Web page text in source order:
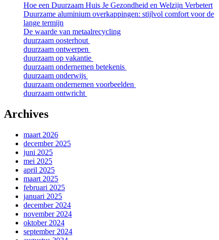
Hoe een Duurzaam Huis Je Gezondheid en Welzijn Verbetert
Duurzame aluminium overkappingen: stijlvol comfort voor de
lange termijn
De waarde van metaalrecycling
duurzaam oosterhout
duurzaam ontwerpen
duurzaam op vakantie
duurzaam ondernemen betekenis
duurzaam onderwijs
duurzaam ondernemen voorbeelden
duurzaam ontwricht
Archives
maart 2026
december 2025
juni 2025
mei 2025
april 2025
maart 2025
februari 2025
januari 2025
december 2024
november 2024
oktober 2024
september 2024